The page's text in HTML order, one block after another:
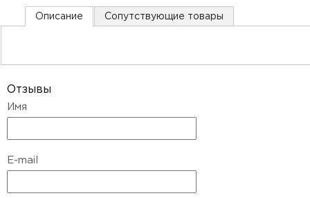
Описание Сопутствующие товары
Отзывы
Имя
E-mail